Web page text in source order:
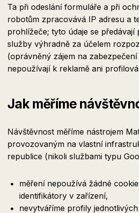
Ta při odeslání formuláře a při
robotům zpracovává IP adresu a
prohlížeče; tyto údaje se předávají
služby výhradně za účelem
(oprávněný zájem na zabezpečení
nepoužívají k reklamě ani
Jak měříme
Návštěvnost měříme nástrojem
provozovaným na vlastní
republice (nikoli službami typu
měření nepoužívá žádné
identifikátory v zařízení,
nevytváříme profily